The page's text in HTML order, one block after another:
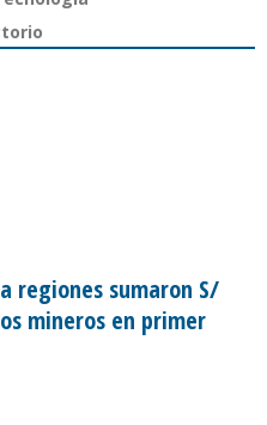
regiones sumaron S/
mineros en primer